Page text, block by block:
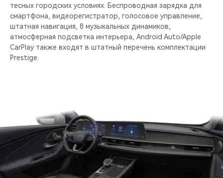
тесных городских условиях. Беспроводная зарядка для
смартфона, видеорегистратор, голосовое управление,
штатная навигация, 8 музыкальных динамиков,
атмосферная подсветка интерьера, Android Auto/Apple
CarPlay также входят в штатный перечень комплектации
Prestige.